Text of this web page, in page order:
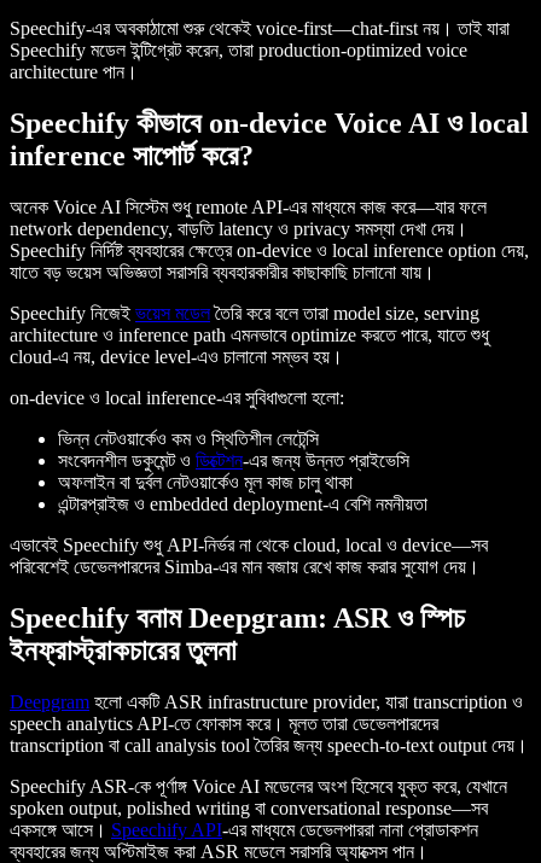
Speechify-এর অবকাঠামো শুরু থেকেই voice-first—chat-first নয়। তাই যারা
Speechify মডেল ইন্টিগ্রেট করেন, তারা production-optimized voice
architecture পান।
Speechify কীভাবে on-device Voice AI ও local
inference সাপোর্ট করে?
অনেক Voice AI সিস্টেম শুধু remote API-এর মাধ্যমে কাজ করে—যার ফলে
network dependency, বাড়তি latency ও privacy সমস্যা দেখা দেয়।
Speechify নির্দিষ্ট ব্যবহারের ক্ষেত্রে on-device ও local inference option দেয়,
যাতে বড় ভয়েস অভিজ্ঞতা সরাসরি ব্যবহারকারীর কাছাকাছি চালানো যায়।
Speechify নিজেই ভয়েস মডেলতৈরি করে বলে তারা model size, serving
architecture ও inference path এমনভাবে optimize করতে পারে, যাতে শুধু
cloud-এ নয়, device level-এও চালানো সম্ভব হয়।
on-device ও local inference-এর সুবিধাগুলো হলো:
ভিন্ন নেটওয়ার্কেও কম ও স্থিতিশীল লেটেন্সি
সংবেদনশীল ডকুমেন্ট ও ডিক্টেশন-এর জন্য উন্নত প্রাইভেসি
অফলাইন বা দুর্বল নেটওয়ার্কেও মূল কাজ চালু থাকা
এন্টারপ্রাইজ ও embedded deployment-এ বেশি নমনীয়তা
এভাবেই Speechify শুধু API-নির্ভর না থেকে cloud, local ও device—সব
পরিবেশেই ডেভেলপারদের Simba-এর মান বজায় রেখে কাজ করার সুযোগ দেয়।
Speechify বনাম Deepgram: ASR ও স্পিচ
ইনফ্রাস্ট্রাকচারের তুলনা
Deepgram হলো একটি ASR infrastructure provider, যারা transcription ও
speech analytics API-তে ফোকাস করে। মূলত তারা ডেভেলপারদের
transcription বা call analysis tool তৈরির জন্য speech-to-text output দেয়।
Speechify ASR-কে পূর্ণাঙ্গ Voice AI মডেলের অংশ হিসেবে যুক্ত করে, যেখানে
spoken output, polished writing বা conversational response—সব
একসঙ্গে আসে। Speechify API-এর মাধ্যমে ডেভেলপাররা নানা প্রোডাকশন
ব্যবহারের জন্য অপ্টিমাইজ করা ASR মডেলে সরাসরি অ্যাক্সেস পান।